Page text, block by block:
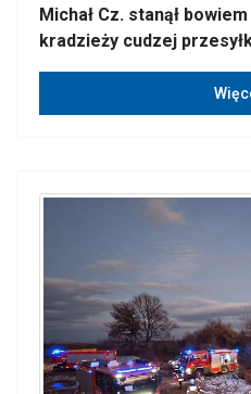
Michał Cz. stanął
kradzieży cudzej